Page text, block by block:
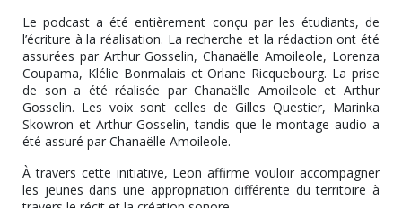
Le podcast a été entièrement conçu par les étudiants, de
l’écriture à la réalisation. La recherche et la rédaction ont été
assurées par Arthur Gosselin, Chanaëlle Amoileole, Lorenza
Coupama, Klélie Bonmalais et Orlane Ricquebourg. La prise
de son a été réalisée par Chanaëlle Amoileole et Arthur
Gosselin. Les voix sont celles de Gilles Questier, Marinka
Skowron et Arthur Gosselin, tandis que le montage audio a
été assuré par Chanaëlle Amoileole.
À travers cette initiative, Leon affirme vouloir accompagner
les jeunes dans une appropriation différente du territoire à